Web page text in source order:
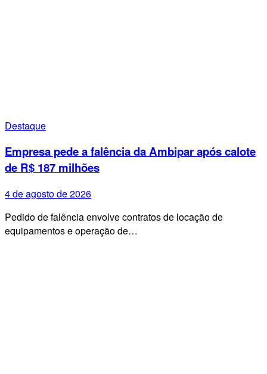
Destaque
Empresa pede a falência da Ambipar após calote
de R$ 187 milhões
4 de agosto de 2026
Pedido de falência envolve contratos de locação de
equipamentos e operação de…